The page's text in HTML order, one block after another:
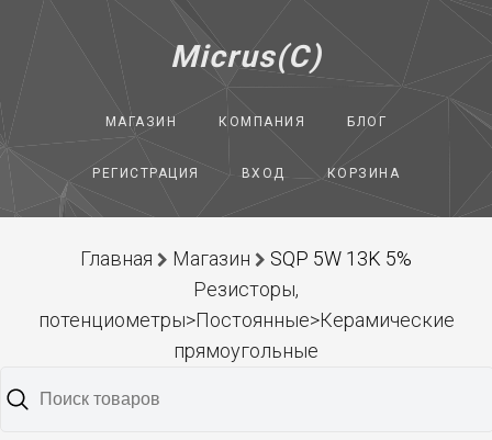
Micrus(C)
МАГАЗИН КОМПАНИЯ БЛОГ
РЕГИСТРАЦИЯ ВХОД КОРЗИНА
Главная Магазин
SQP 5W 13K 5%
Резисторы,
потенциометры>Постоянные>Керамические
прямоугольные